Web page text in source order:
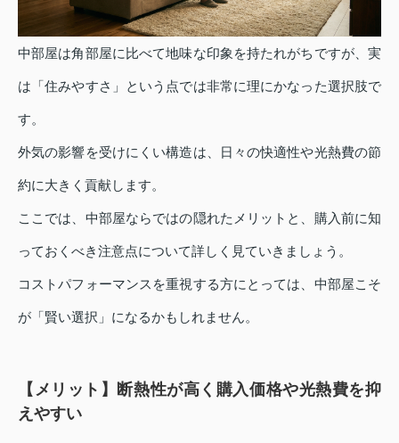
中部屋は角部屋に比べて地味な印象を持たれがちですが、実
は「住みやすさ」という点では非常に理にかなった選択肢で
す。
外気の影響を受けにくい構造は、日々の快適性や光熱費の節
約に大きく貢献します。
ここでは、中部屋ならではの隠れたメリットと、購入前に知
っておくべき注意点について詳しく見ていきましょう。
コストパフォーマンスを重視する方にとっては、中部屋こそ
が「賢い選択」になるかもしれません。
【メリット】断熱性が高く購入価格や光熱費を抑
えやすい